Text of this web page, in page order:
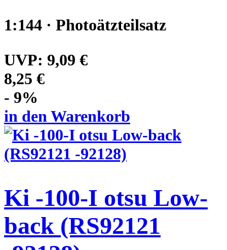
1:144 · Photoätzteilsatz
UVP: 9,09 €
8,25 €
- 9%
in den Warenkorb
Ki -100-I otsu Low-
back (RS92121